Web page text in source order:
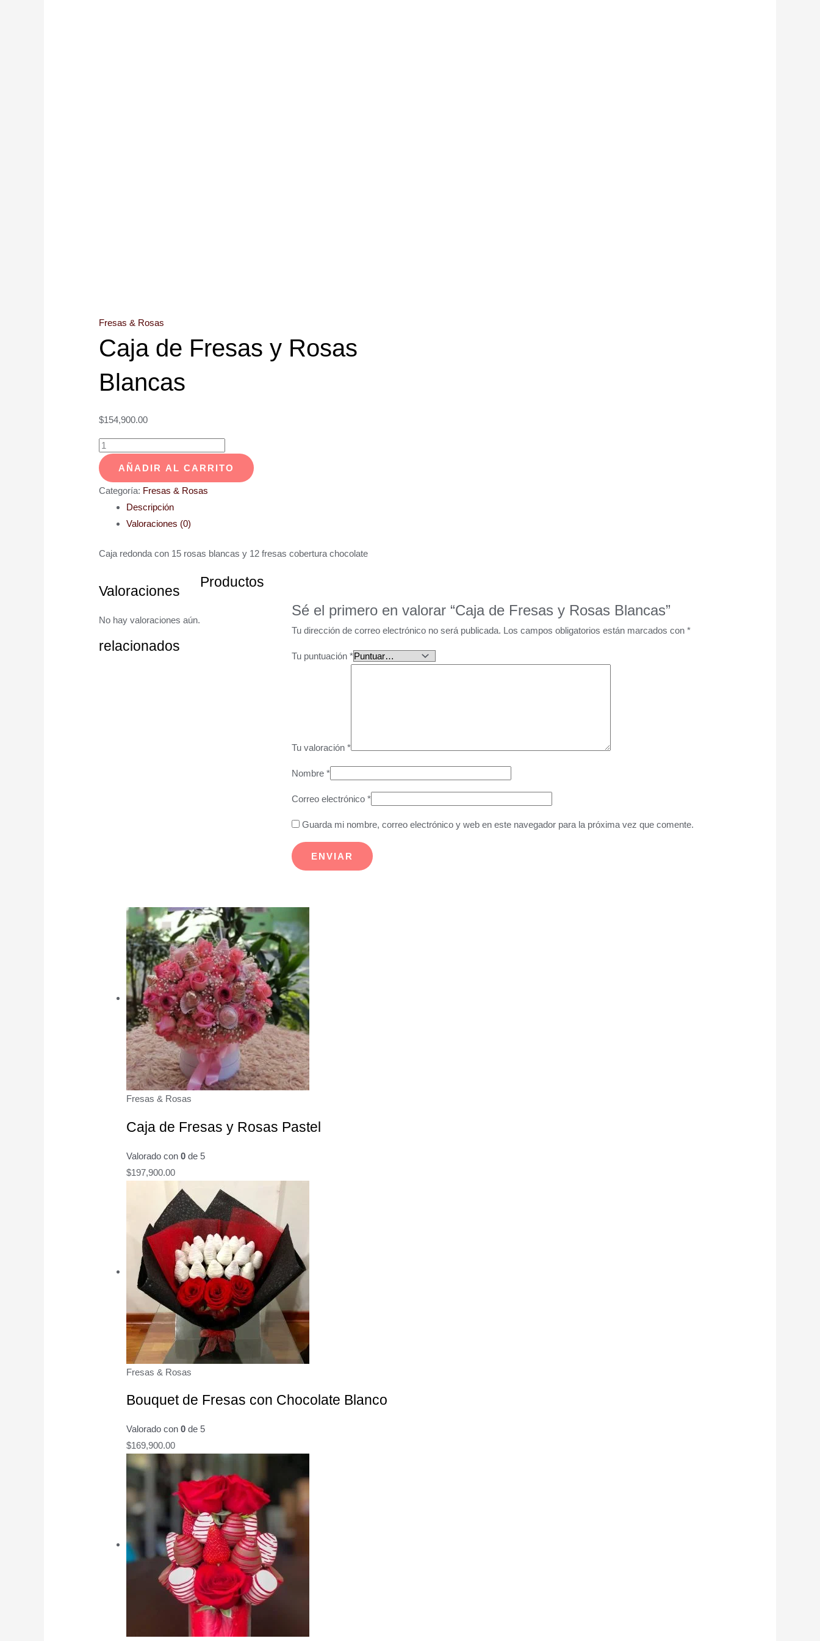
Fresas & Rosas
Caja de Fresas y Rosas
Blancas
$154,900.00
AÑADIR AL CARRITO
Categoría: Fresas & Rosas
Descripción
Valoraciones (0)
Caja redonda con 15 rosas blancas y 12 fresas cobertura chocolate
Valoraciones
No hay valoraciones aún.
Sé el primero en valorar “Caja de Fresas y Rosas Blancas”
Tu dirección de correo electrónico no será publicada. Los campos obligatorios están marcados con *
Tu puntuación *
Tu valoración *
Nombre *
Correo electrónico *
Guarda mi nombre, correo electrónico y web en este navegador para la próxima vez que comente.
Productos
relacionados
Fresas & Rosas
Caja de Fresas y Rosas Pastel
Valorado con 0 de 5
$197,900.00
Fresas & Rosas
Bouquet de Fresas con Chocolate Blanco
Valorado con 0 de 5
$169,900.00